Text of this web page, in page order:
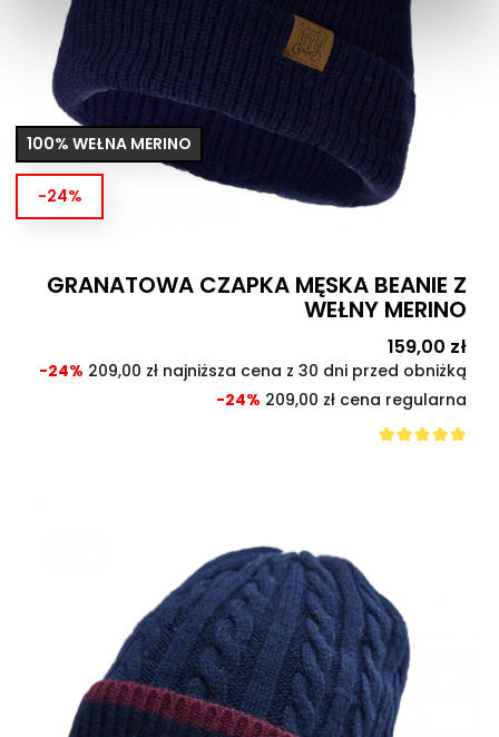
100% WEŁNA MERINO
-24%
GRANATOWA CZAPKA MĘSKA BEANIE Z
WEŁNY MERINO
Cena
159,00 zł
-24% 209,00 zł najniższa cena z 30 dni przed obniżką
-24% 209,00 zł cena regularna